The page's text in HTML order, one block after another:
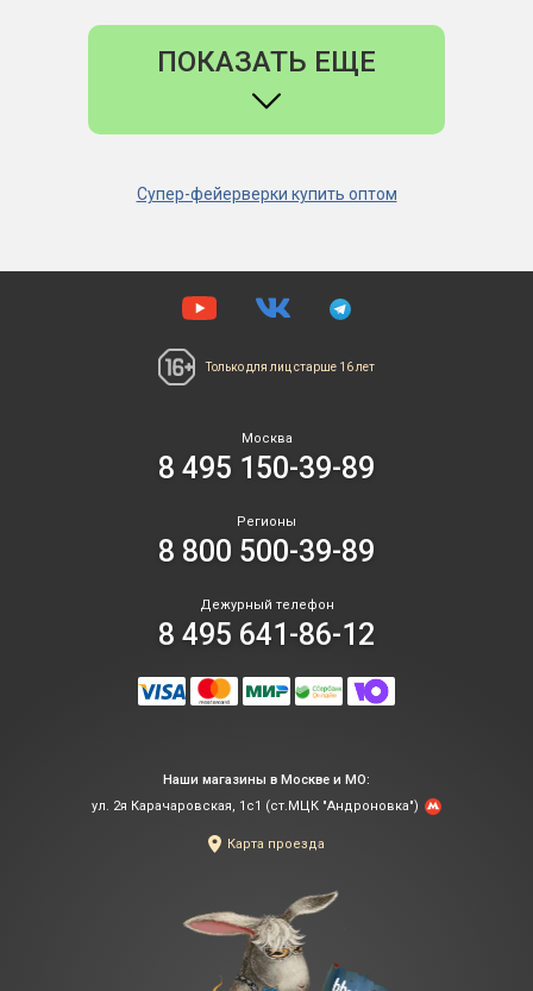
ПОКАЗАТЬ ЕЩЕ
Супер-фейерверки купить оптом
Только для лиц старше 16 лет
Москва
8 495 150-39-89
Регионы
8 800 500-39-89
Дежурный телефон
8 495 641-86-12
Наши магазины в Москве и МО:
ул. 2я Карачаровская, 1с1 (ст.МЦК "Андроновка")
Карта проезда